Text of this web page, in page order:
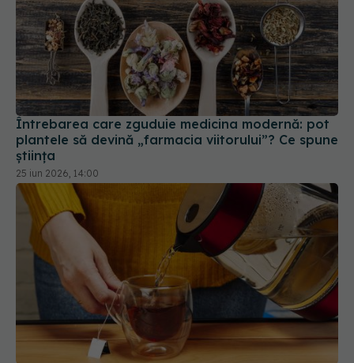
Întrebarea care zguduie medicina modernă: pot
plantele să devină „farmacia viitorului”? Ce spune
știința
25 iun 2026, 14:00